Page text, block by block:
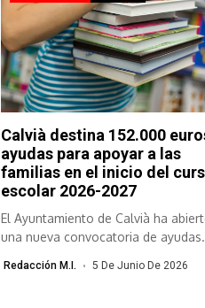
Calvià destina 152.000
ayudas para apoyar a las
familias en el inicio del
escolar 2026-2027
El Ayuntamiento de Calvià ha
una nueva convocatoria de ayudas
Redacción M.I. 5 De Junio De 2026